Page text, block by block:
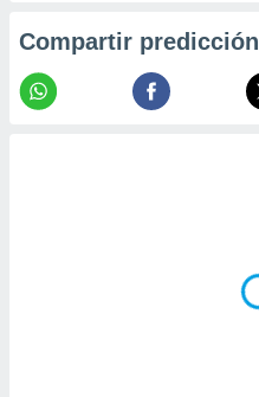
Compartir predicción